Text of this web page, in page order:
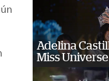
Adelina
Miss